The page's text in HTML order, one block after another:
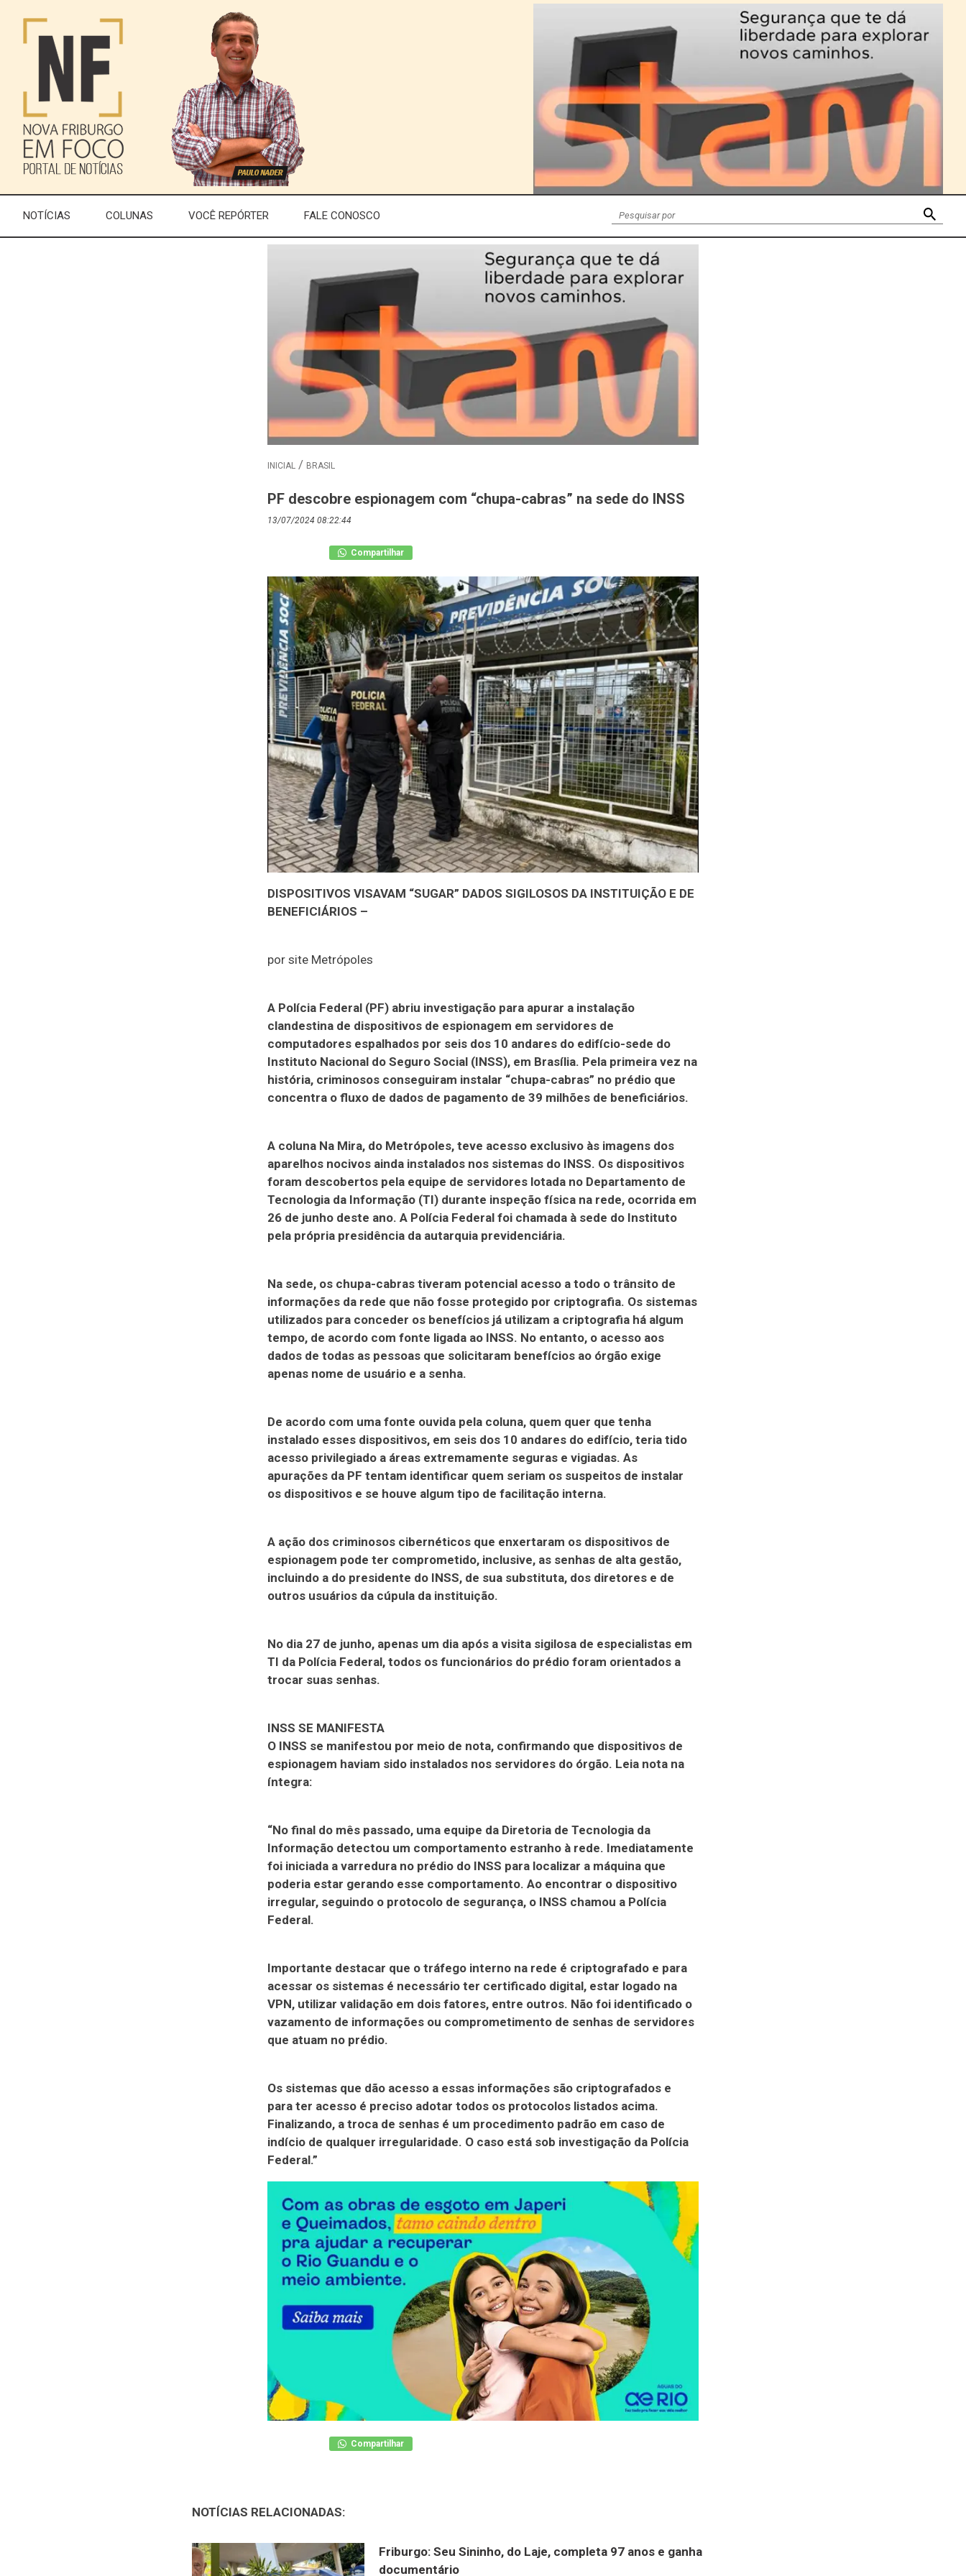
NOTÍCIAS COLUNAS VOCÊ REPÓRTER FALE CONOSCO
INICIAL BRASIL
PF descobre espionagem com “chupa-cabras” na sede do INSS
13/07/2024 08:22:44
Compartilhar
DISPOSITIVOS VISAVAM “SUGAR” DADOS SIGILOSOS DA INSTITUIÇÃO E DE
BENEFICIÁRIOS –
por site Metrópoles
A Polícia Federal (PF) abriu investigação para apurar a instalação
clandestina de dispositivos de espionagem em servidores de
computadores espalhados por seis dos 10 andares do edifício-sede do
Instituto Nacional do Seguro Social (INSS), em Brasília. Pela primeira vez na
história, criminosos conseguiram instalar “chupa-cabras” no prédio que
concentra o fluxo de dados de pagamento de 39 milhões de beneficiários.
A coluna Na Mira, do Metrópoles, teve acesso exclusivo às imagens dos
aparelhos nocivos ainda instalados nos sistemas do INSS. Os dispositivos
foram descobertos pela equipe de servidores lotada no Departamento de
Tecnologia da Informação (TI) durante inspeção física na rede, ocorrida em
26 de junho deste ano. A Polícia Federal foi chamada à sede do Instituto
pela própria presidência da autarquia previdenciária.
Na sede, os chupa-cabras tiveram potencial acesso a todo o trânsito de
informações da rede que não fosse protegido por criptografia. Os sistemas
utilizados para conceder os benefícios já utilizam a criptografia há algum
tempo, de acordo com fonte ligada ao INSS. No entanto, o acesso aos
dados de todas as pessoas que solicitaram benefícios ao órgão exige
apenas nome de usuário e a senha.
De acordo com uma fonte ouvida pela coluna, quem quer que tenha
instalado esses dispositivos, em seis dos 10 andares do edifício, teria tido
acesso privilegiado a áreas extremamente seguras e vigiadas. As
apurações da PF tentam identificar quem seriam os suspeitos de instalar
os dispositivos e se houve algum tipo de facilitação interna.
A ação dos criminosos cibernéticos que enxertaram os dispositivos de
espionagem pode ter comprometido, inclusive, as senhas de alta gestão,
incluindo a do presidente do INSS, de sua substituta, dos diretores e de
outros usuários da cúpula da instituição.
No dia 27 de junho, apenas um dia após a visita sigilosa de especialistas em
TI da Polícia Federal, todos os funcionários do prédio foram orientados a
trocar suas senhas.
INSS SE MANIFESTA
O INSS se manifestou por meio de nota, confirmando que dispositivos de
espionagem haviam sido instalados nos servidores do órgão. Leia nota na
íntegra:
“No final do mês passado, uma equipe da Diretoria de Tecnologia da
Informação detectou um comportamento estranho à rede. Imediatamente
foi iniciada a varredura no prédio do INSS para localizar a máquina que
poderia estar gerando esse comportamento. Ao encontrar o dispositivo
irregular, seguindo o protocolo de segurança, o INSS chamou a Polícia
Federal.
Importante destacar que o tráfego interno na rede é criptografado e para
acessar os sistemas é necessário ter certificado digital, estar logado na
VPN, utilizar validação em dois fatores, entre outros. Não foi identificado o
vazamento de informações ou comprometimento de senhas de servidores
que atuam no prédio.
Os sistemas que dão acesso a essas informações são criptografados e
para ter acesso é preciso adotar todos os protocolos listados acima.
Finalizando, a troca de senhas é um procedimento padrão em caso de
indício de qualquer irregularidade. O caso está sob investigação da Polícia
Federal.”
Compartilhar
NOTÍCIAS RELACIONADAS:
Friburgo: Seu Sininho, do Laje, completa 97 anos e ganha
documentário